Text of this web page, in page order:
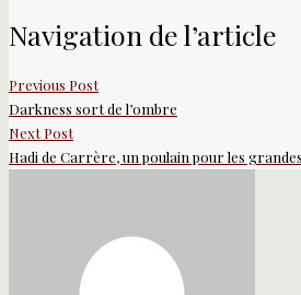
Navigation de l’article
Previous Post
Darkness sort de l’ombre
Next Post
Hadi de Carrère, un poulain pour les